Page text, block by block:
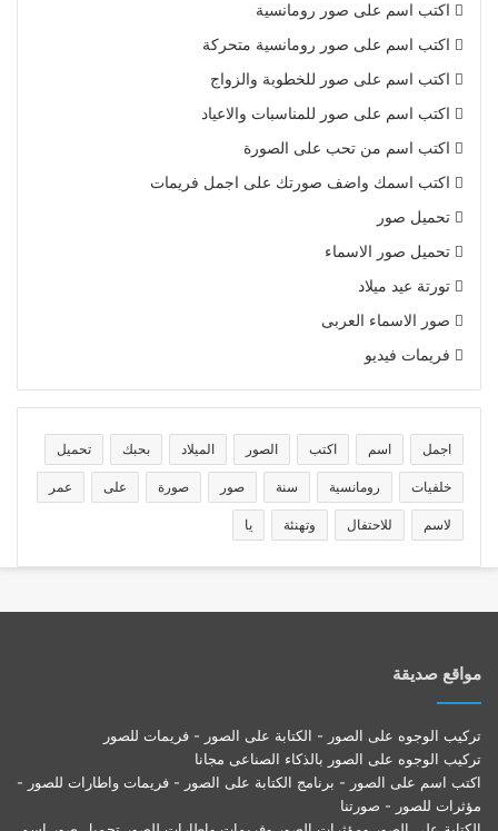
اكتب اسم على صور رومانسية
اكتب اسم على صور رومانسية متحركة
اكتب اسم على صور للخطوبة والزواج
اكتب اسم على صور للمناسبات والاعياد
اكتب اسم من تحب على الصورة
اكتب اسمك واضف صورتك على اجمل فريمات
تحميل صور
تحميل صور الاسماء
تورتة عيد ميلاد
صور الاسماء العربى
فريمات فيديو
اجمل اسم اكتب الصور الميلاد بحبك تحميل
خلفيات رومانسية سنة صور صورة على عمر
لاسم للاحتفال وتهنئة يا
مواقع صديقة
تركيب الوجوه على الصور - الكتابة على الصور - فريمات للصور
تركيب الوجوه على الصور بالذكاء الصناعى مجانا
اكتب اسم على الصور - برنامج الكتابة على الصور - فريمات واطارات للصور -
مؤثرات للصور - صورتنا